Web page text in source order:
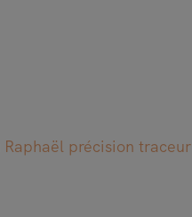
Raphaël précision